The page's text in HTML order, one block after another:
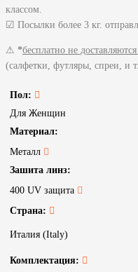
классом.
☑ Посылки более 3 кг.
⚠ *бесплатно не доставляются
(салфетки, футляры, спреи, и
Пол:
Для Женщин
Материал:
Металл
Зашита линз:
400 UV защита
Страна:
Италия (Italy)
Комплектация: